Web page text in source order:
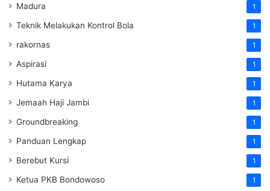
Madura 1
Teknik Melakukan Kontrol Bola 1
rakornas 1
Aspirasi 1
Hutama Karya 1
Jemaah Haji Jambi 1
Groundbreaking 1
Panduan Lengkap 1
Berebut Kursi 1
Ketua PKB Bondowoso 1